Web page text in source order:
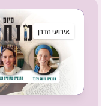
אירועי הדרן